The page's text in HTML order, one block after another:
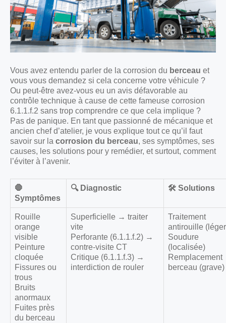
Vous avez entendu parler de la corrosion du berceau et
vous vous demandez si cela concerne votre véhicule ?
Ou peut-être avez-vous eu un avis défavorable au
contrôle technique à cause de cette fameuse corrosion
6.1.1.f.2 sans trop comprendre ce que cela implique ?
Pas de panique. En tant que passionné de mécanique et
ancien chef d’atelier, je vous explique tout ce qu’il faut
savoir sur la corrosion du berceau, ses symptômes, ses
causes, les solutions pour y remédier, et surtout, comment
l’éviter à l’avenir.
🛑
Symptômes
🔍 Diagnostic 🛠️ Solutions
Rouille
orange
visible
Peinture
cloquée
Fissures ou
trous
Bruits
anormaux
Fuites près
du berceau
Superficielle → traiter
vite
Perforante (6.1.1.f.2) →
contre-visite CT
Critique (6.1.1.f.3) →
interdiction de rouler
Traitement
antirouille
Soudure
(localisée)
Remplacement
berceau (grave)